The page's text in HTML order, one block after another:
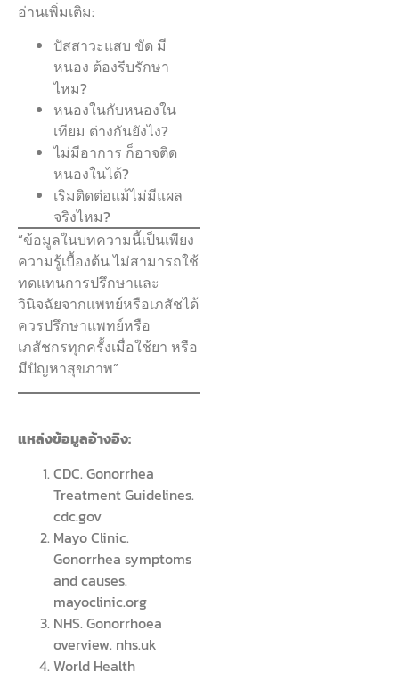
อ่านเพิ่มเติม:
ปัสสาวะแสบ ขัด มี
หนอง ต้องรีบรักษา
ไหม?
หนองในกับหนองใน
เทียม ต่างกันยังไง?
ไม่มีอาการ ก็อาจติด
หนองในได้?
เริมติดต่อแม้ไม่มีแผล
จริงไหม?
“ข้อมูลในบทความนี้เป็นเพียง
ความรู้เบื้องต้น ไม่สามารถใช้
ทดแทนการปรึกษาและ
วินิจฉัยจากแพทย์หรือเภสัชได้
ควรปรึกษาแพทย์หรือ
เภสัชกรทุกครั้งเมื่อใช้ยา หรือ
มีปัญหาสุขภาพ”
แหล่งข้อมูลอ้างอิง:
CDC. Gonorrhea
Treatment Guidelines.
cdc.gov
Mayo Clinic.
Gonorrhea symptoms
and causes.
mayoclinic.org
NHS. Gonorrhoea
overview. nhs.uk
World Health